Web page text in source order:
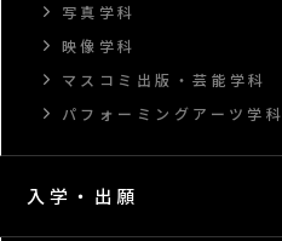
写真学科
映像学科
マスコミ出版・芸能学科
パフォーミングアーツ学科
入学・出願